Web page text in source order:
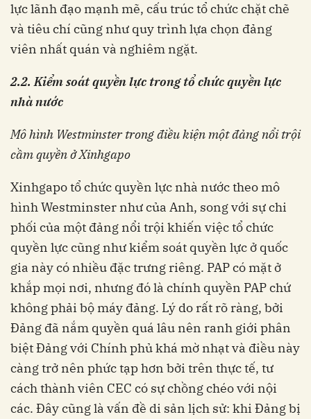
lực lãnh đạo mạnh mẽ, cấu trúc tổ chức chặt chẽ
và tiêu chí cũng như quy trình lựa chọn đảng
viên nhất quán và nghiêm ngặt.
2.2. Kiểm soát quyền lực trong tổ chức quyền lực
nhà nước
Mô hình Westminster trong điều kiện một đảng nổi trội
cầm quyền ởXinhgapo
Xinhgapo tổ chức quyền lực nhà nước theo mô
hình Westminster như của Anh, song với sự chi
phối của một đảng nổi trội khiến việc tổ chức
quyền lực cũng như kiểm soát quyền lực ở quốc
gia này có nhiều đặc trưng riêng. PAP có mặt ở
khắp mọi nơi, nhưng đó là chính quyền PAP chứ
không phải bộ máy đảng. Lý do rất rõ ràng, bởi
Đảng đã nắm quyền quá lâu nên ranh giới phân
biệt Đảng với Chính phủ khá mờ nhạt và điều này
càng trở nên phức tạp hơn bởi trên thực tế, tư
cách thành viên CEC có sự chồng chéo với nội
các. Đây cũng là vấn đề di sản lịch sử: khi Đảng bị